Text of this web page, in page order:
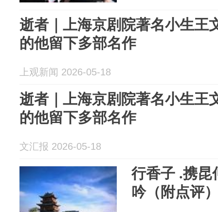
逝者｜上海京剧院著名小生王
的他留下多部名作
上观新闻 2026-05-18
逝者｜上海京剧院著名小生王
的他留下多部名作
文汇报 2026-05-18
行香子 .携昆
吟（附点评